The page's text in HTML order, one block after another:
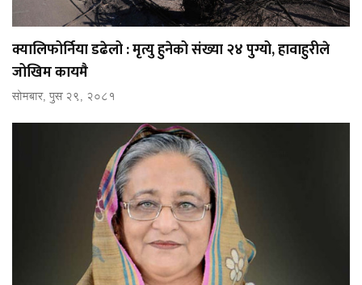
क्यालिफोर्निया डढेलो : मृत्यु हुनेको संख्या २४ पुग्यो, हावाहुरीले
जोखिम कायमै
सोमबार, पुस २९, २०८१